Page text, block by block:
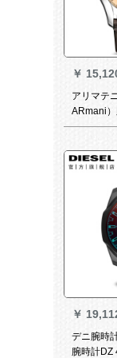
￥
アリマテ
ARmani
経典ファ
￥
デニ腕時
腕時計DZ